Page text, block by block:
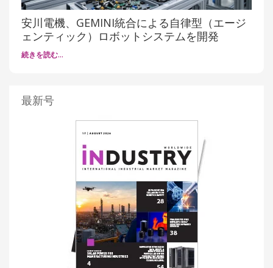
安川電機、GEMINI統合による自律型（エージ
ェンティック）ロボットシステムを開発
続きを読む…
最新号